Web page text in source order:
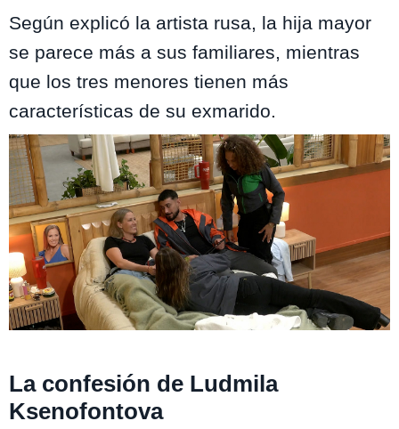
Según explicó la artista rusa, la hija mayor
se parece más a sus familiares, mientras
que los tres menores tienen más
características de su exmarido.
La confesión de Ludmila
Ksenofontova